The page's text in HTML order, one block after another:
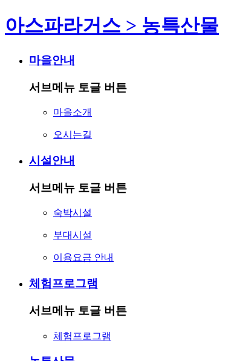
아스파라거스 > 농특산물
마을안내
서브메뉴 토글 버튼
마을소개
오시는길
시설안내
서브메뉴 토글 버튼
숙박시설
부대시설
이용요금 안내
체험프로그램
서브메뉴 토글 버튼
체험프로그램